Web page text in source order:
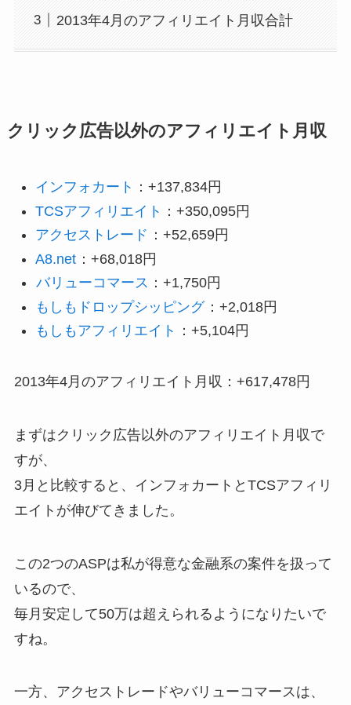
2013年4月のアフィリエイト月収合計
クリック広告以外のアフィリエイト月収
インフォカート ：+137,834円
TCSアフィリエイト ：+350,095円
アクセストレード ：+52,659円
A8.net ：+68,018円
バリューコマース ：+1,750円
もしもドロップシッピング：+2,018円
もしもアフィリエイト
：+5,104円
2013年4月のアフィリエイト月収：+617,478円
まずはクリック広告以外のアフィリエイト月収で
すが、
3月と比較すると、インフォカートとTCSアフィリ
エイトが伸びてきました。
この2つのASPは私が得意な金融系の案件を扱って
いるので、
毎月安定して50万は超えられるようになりたいで
すね。
一方、アクセストレードやバリューコマースは、